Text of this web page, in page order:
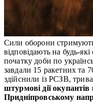
Сили оборони
відповідають на будь-
початку доби по
завдали 15 ракетних та
здійснили із РСЗВ,
штурмові дії
Придніпровському